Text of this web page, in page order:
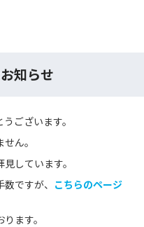
知らせ
ございます。
ん。
しています。
ですが、 こちらのページ
ます。